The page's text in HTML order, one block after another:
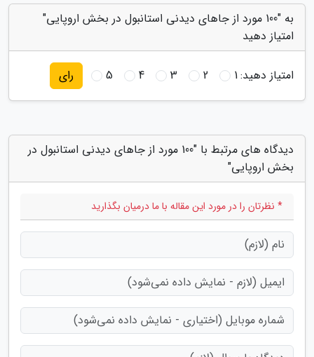
به "100 مورد از جاهای دیدنی استانبول در بخش اروپایی"
امتیاز دهید
امتیاز دهید:1
2
3
4
5 رای
دیدگاه های مرتبط با "100 مورد از جاهای دیدنی استانبول در
بخش اروپایی"
* نظرتان را در مورد این مقاله با ما درمیان بگذارید